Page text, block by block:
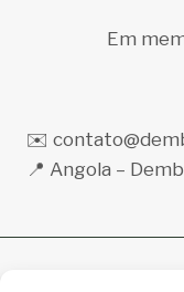
Em
✉️
📍 Angola –